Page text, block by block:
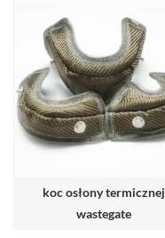
koc osłony termicznej
wastegate